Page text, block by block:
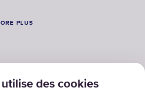
PLUS
utilise des cookies